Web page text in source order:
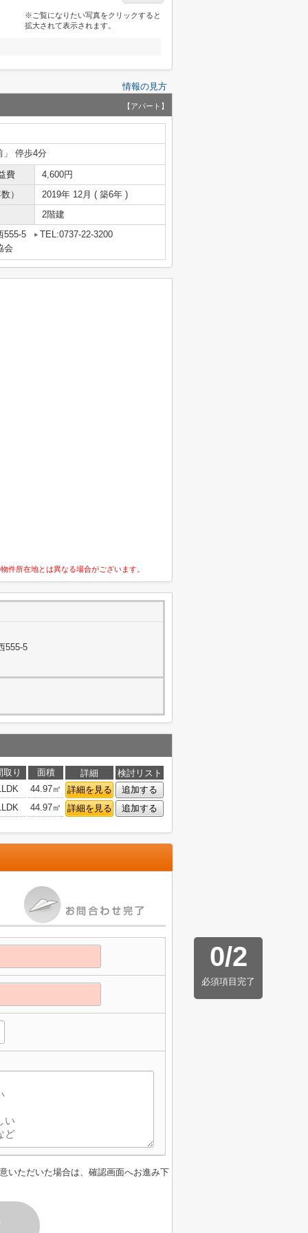
※ご覧になりたい写真をクリックすると
拡大されて表示されます。
情報の見方
【アパート】
」 停歩4分
費
4,600円
）
2019年 12月 ( 築6年 )
2階建
555-5
TEL:0737-22-3200
会
件所在地とは異なる場合がございます。
555-5
取り 面積 詳細
検討リスト
44.97㎡ 詳細を見る
追加する
44.97㎡ 詳細を見る 追加する
0/2
必須項目完了
いただいた場合は、確認画面へお進み下